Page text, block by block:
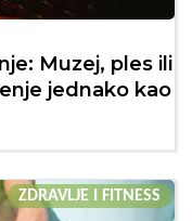
Muzej, ples ili
jednako kao
ZDRAVLJE I FITNESS